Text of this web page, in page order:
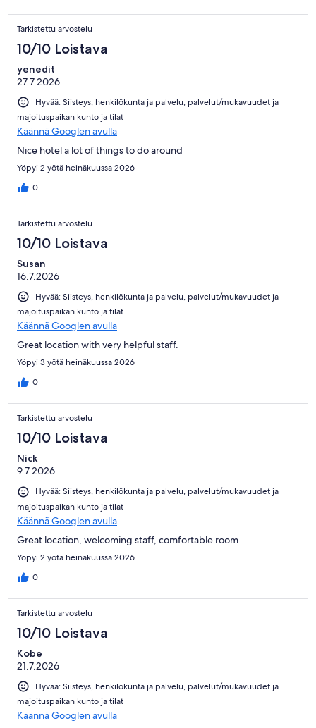
Tarkistettu arvostelu
10/10 Loistava
yenedit
27.7.2026
Hyvää: Siisteys, henkilökunta ja palvelu, palvelut/mukavuudet ja
majoituspaikan kunto ja tilat
Käännä Googlen avulla
Nice hotel a lot of things to do around
Yöpyi 2 yötä heinäkuussa 2026
0
Tarkistettu arvostelu
10/10 Loistava
Susan
16.7.2026
Hyvää: Siisteys, henkilökunta ja palvelu, palvelut/mukavuudet ja
majoituspaikan kunto ja tilat
Käännä Googlen avulla
Great location with very helpful staff.
Yöpyi 3 yötä heinäkuussa 2026
0
Tarkistettu arvostelu
10/10 Loistava
Nick
9.7.2026
Hyvää: Siisteys, henkilökunta ja palvelu, palvelut/mukavuudet ja
majoituspaikan kunto ja tilat
Käännä Googlen avulla
Great location, welcoming staff, comfortable room
Yöpyi 2 yötä heinäkuussa 2026
0
Tarkistettu arvostelu
10/10 Loistava
Kobe
21.7.2026
Hyvää: Siisteys, henkilökunta ja palvelu, palvelut/mukavuudet ja
majoituspaikan kunto ja tilat
Käännä Googlen avulla